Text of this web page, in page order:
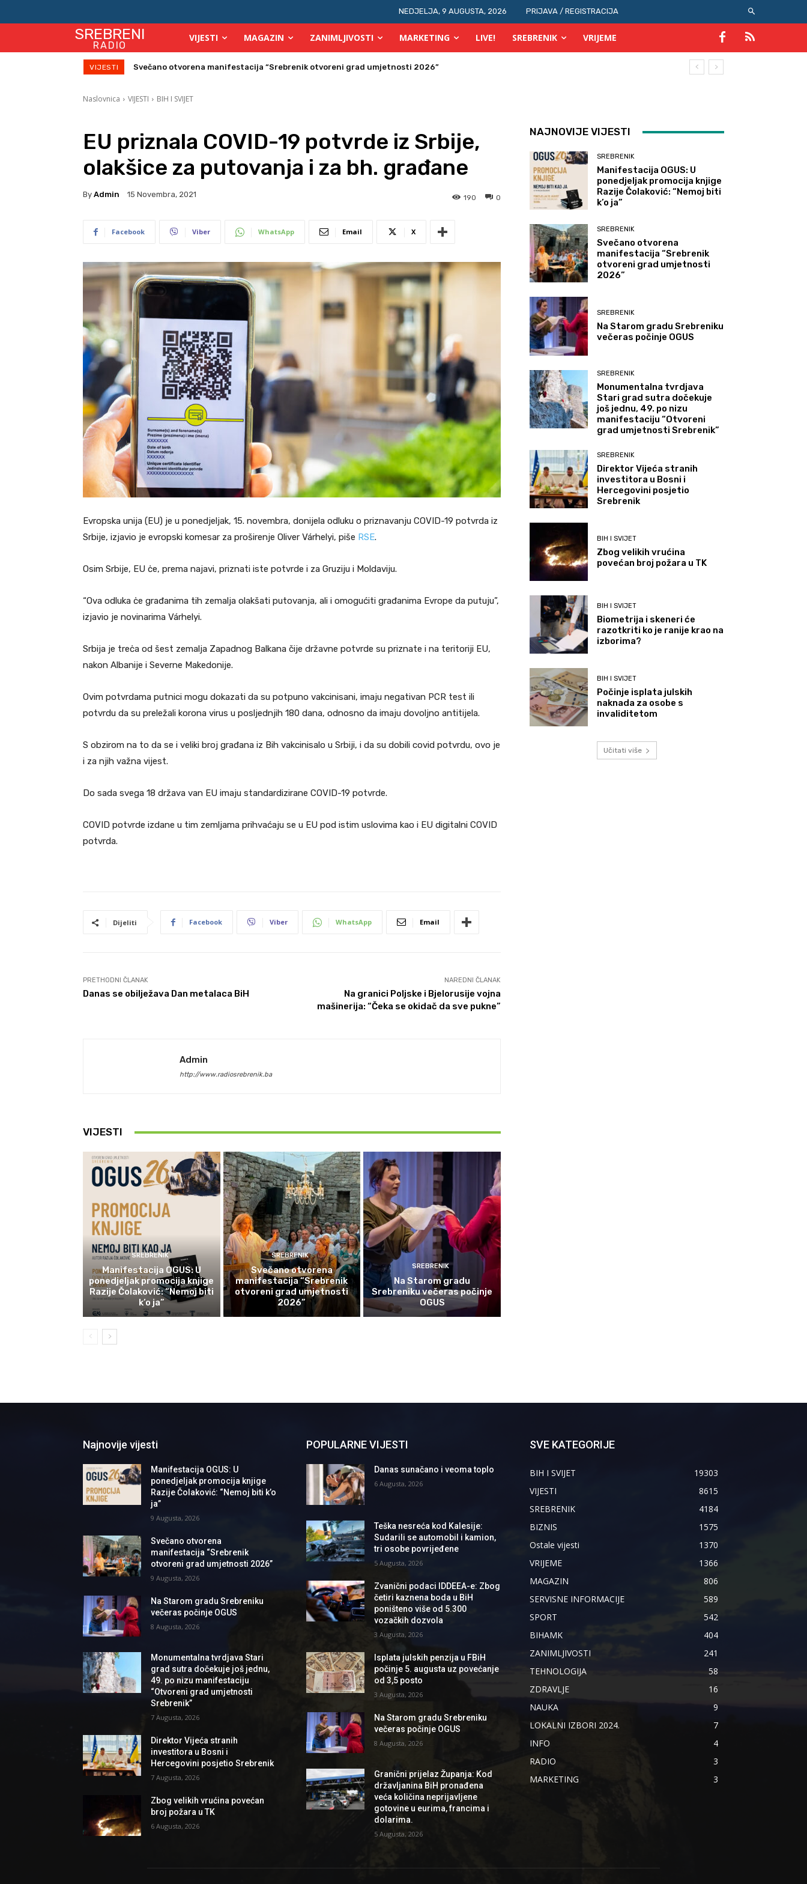
NEDJELJA, 9 AUGUSTA, 2026 PRIJAVA / REGISTRACIJA
SREBRENI
RADIO
VIJESTI MAGAZIN ZANIMLJIVOSTI MARKETING LIVE! SREBRENIK VRIJEME
VIJESTI Svečano otvorena manifestacija “Srebrenik otvoreni grad umjetnosti 2026”
Na Starom gradu Srebreniku večeras počinje OGUS
Naslovnica VIJESTI BIH I SVIJET
EU priznala COVID-19 potvrde iz Srbije,
olakšice za putovanja i za bh. građane
By Admin 15 Novembra, 2021 0
190
Facebook Viber WhatsApp Email X
Evropska unija (EU) je u ponedjeljak, 15. novembra, donijela odluku o priznavanju COVID-19 potvrda iz
Srbije, izjavio je evropski komesar za proširenje Oliver Várhelyi, piše RSE.
Osim Srbije, EU ċe, prema najavi, priznati iste potvrde i za Gruziju i Moldaviju.
“Ova odluka ċe građanima tih zemalja olakšati putovanja, ali i omogućiti građanima Evrope da putuju”,
izjavio je novinarima Várhelyi.
Srbija je treċa od šest zemalja Zapadnog Balkana čije državne potvrde su priznate i na teritoriji EU,
nakon Albanije i Severne Makedonije.
Ovim potvrdama putnici mogu dokazati da su potpuno vakcinisani, imaju negativan PCR test ili
potvrdu da su preležali korona virus u posljednjih 180 dana, odnosno da imaju dovoljno antitijela.
S obzirom na to da se i veliki broj građana iz Bih vakcinisalo u Srbiji, i da su dobili covid potvrdu, ovo je
i za njih važna vijest.
Do sada svega 18 država van EU imaju standardizirane COVID-19 potvrde.
COVID potvrde izdane u tim zemljama prihvaćaju se u EU pod istim uslovima kao i EU digitalni COVID
potvrda.
Dijeliti Facebook Viber WhatsApp Email
PRETHODNI ČLANAK
Danas se obilježava Dan metalaca BiH
NAREDNI ČLANAK
Na granici Poljske i Bjelorusije vojna
mašinerija: “Čeka se okidač da sve pukne”
Admin
http://www.radiosrebrenik.ba
VIJESTI
SREBRENIK
Manifestacija OGUS: U
ponedjeljak promocija knjige
Razije Čolaković: “Nemoj biti
k’o ja”
SREBRENIK
Svečano otvorena
manifestacija “Srebrenik
otvoreni grad umjetnosti
2026”
SREBRENIK
Na Starom gradu
Srebreniku večeras počinje
OGUS
NAJNOVIJE VIJESTI
SREBRENIK
Manifestacija OGUS: U
ponedjeljak promocija knjige
Razije Čolaković: “Nemoj biti
k’o ja”
SREBRENIK
Svečano otvorena
manifestacija “Srebrenik
otvoreni grad umjetnosti
2026”
SREBRENIK
Na Starom gradu Srebreniku
večeras počinje OGUS
SREBRENIK
Monumentalna tvrdjava
Stari grad sutra dočekuje
još jednu, 49. po nizu
manifestaciju “Otvoreni
grad umjetnosti Srebrenik”
SREBRENIK
Direktor Vijeća stranih
investitora u Bosni i
Hercegovini posjetio
Srebrenik
BIH I SVIJET
Zbog velikih vrućina
povećan broj požara u TK
BIH I SVIJET
Biometrija i skeneri će
razotkriti ko je ranije krao na
izborima?
BIH I SVIJET
Počinje isplata julskih
naknada za osobe s
invaliditetom
Učitati više
Najnovije vijesti
Manifestacija OGUS: U
ponedjeljak promocija knjige
Razije Čolaković: “Nemoj biti k’o
ja”
9 Augusta, 2026
Svečano otvorena
manifestacija “Srebrenik
otvoreni grad umjetnosti 2026”
9 Augusta, 2026
Na Starom gradu Srebreniku
večeras počinje OGUS
8 Augusta, 2026
Monumentalna tvrdjava Stari
grad sutra dočekuje još jednu,
49. po nizu manifestaciju
“Otvoreni grad umjetnosti
Srebrenik”
7 Augusta, 2026
Direktor Vijeća stranih
investitora u Bosni i
Hercegovini posjetio Srebrenik
7 Augusta, 2026
Zbog velikih vrućina povećan
broj požara u TK
6 Augusta, 2026
POPULARNE VIJESTI
Danas sunačano i veoma toplo
6 Augusta, 2026
Teška nesreća kod Kalesije:
Sudarili se automobil i kamion,
tri osobe povrijeđene
5 Augusta, 2026
Zvanični podaci IDDEEA-e: Zbog
četiri kaznena boda u BiH
poništeno više od 5.300
vozačkih dozvola
3 Augusta, 2026
Isplata julskih penzija u FBiH
počinje 5. augusta uz povećanje
od 3,5 posto
3 Augusta, 2026
Na Starom gradu Srebreniku
večeras počinje OGUS
8 Augusta, 2026
Granični prijelaz Županja: Kod
državljanina BiH pronađena
veća količina neprijavljene
gotovine u eurima, francima i
dolarima.
5 Augusta, 2026
SVE KATEGORIJE
BIH I SVIJET
19303
VIJESTI
8615
SREBRENIK
4184
BIZNIS
1575
Ostale vijesti
1370
VRIJEME
1366
MAGAZIN
806
SERVISNE INFORMACIJE
589
SPORT
542
BIHAMK
404
ZANIMLJIVOSTI
241
TEHNOLOGIJA
58
ZDRAVLJE
16
NAUKA
9
LOKALNI IZBORI 2024.
7
INFO
4
RADIO
3
MARKETING
3